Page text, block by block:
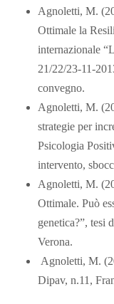
Agnoletti, M.
Ottimale la
internazionale
21/22/23-11-
convegno.
Agnoletti, M.
strategie per
Psicologia
intervento,
Agnoletti, M.
Ottimale. Può
genetica?”, tesi
Verona.
Agnoletti, M.
Dipav, n.11,